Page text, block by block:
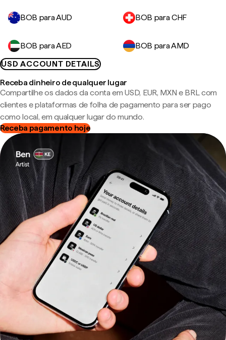
BOB para AUD BOB para CHF
BOB para AED
BOB para AMD
USD ACCOUNT DETAILS
Receba dinheiro de qualquer lugar
Compartilhe os dados da conta em USD, EUR, MXN e BRL com
clientes e plataformas de folha de pagamento para ser pago
como local, em qualquer lugar do mundo.
Receba pagamento hoje